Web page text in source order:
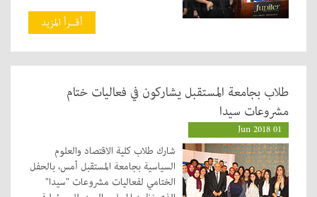
شباب المشاركة للتنمية المجتمعية" في
إطار برنامج "صوتك لمصر بكره"، حيث
التقى المشاركون بالندوة بالشباب لحثهم
على المشاركة الايجابية بالمجتمع وأن
يكون لهم دور فعال في صناعة مستقبل
الوطن.
أقــرأ المزيد
طلاب بجامعة المستقبل يشاركون في فعاليات ختام
مشروعات سيدا
01 Jun 2018
شارك طلاب كلية الاقتصاد والعلوم
السياسية بجامعة المستقبل أمس، بالحفل
الختامي لفعاليات مشروعات "سيدا"